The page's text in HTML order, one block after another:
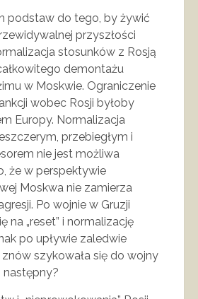
podstaw do tego, by żywić
przyszłości
stosunków z Rosją
demontażu
w Moskwie. Ograniczenie
wobec Rosji byłoby
Europy. Normalizacja
przebiegłym i
nie jest możliwa
że w perspektywie
Moskwa nie zamierza
Po wojnie w Gruzji
na „reset” i normalizację
po upływie zaledwie
szykowała się do wojny
następny?